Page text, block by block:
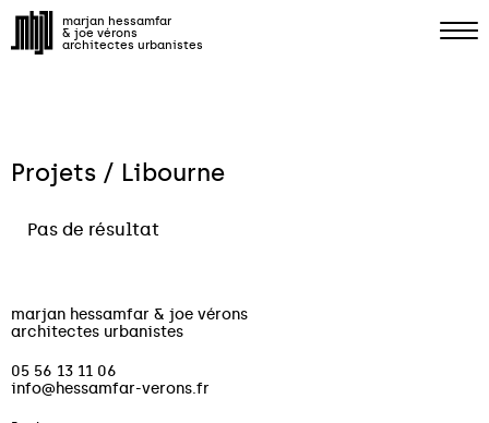
marjan hessamfar
& joe vérons
architectes urbanistes
Projets / Libourne
Pas de résultat
marjan hessamfar & joe vérons
architectes urbanistes
05 56 13 11 06
info@hessamfar-verons.fr